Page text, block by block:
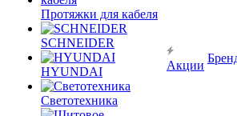
Протяжки для кабеля
SCHNEIDER
HYUNDAI
Светотехника
Акции